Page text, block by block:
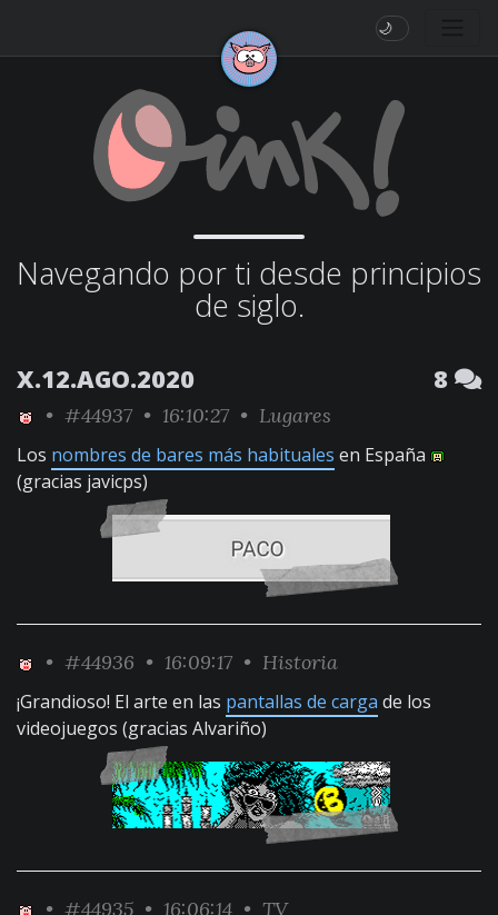
🌙
Navegando por ti desde principios
de siglo.
X.12.AGO.2020 8
• #44937 • 16:10:27 • Lugares
Los nombres de bares más habituales en España
(gracias javicps)
• #44936 • 16:09:17 • Historia
¡Grandioso! El arte en las pantallas de carga de los
videojuegos (gracias Alvariño)
• #44935 • 16:06:14 • TV